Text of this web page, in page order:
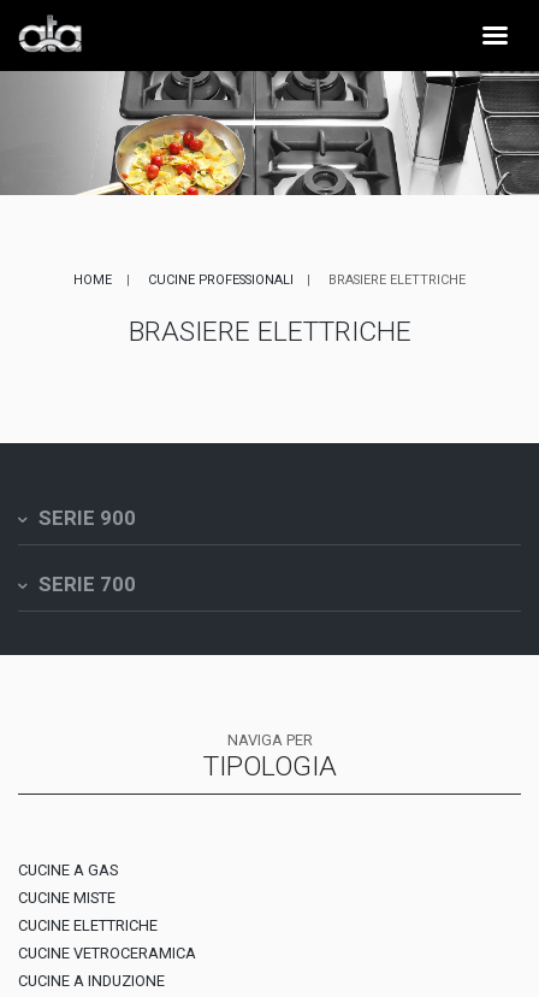
HOME CUCINE PROFESSIONALI BRASIERE ELETTRICHE
BRASIERE ELETTRICHE
SERIE 900
SERIE 700
NAVIGA PER
TIPOLOGIA
CUCINE A GAS
CUCINE MISTE
CUCINE ELETTRICHE
CUCINE VETROCERAMICA
CUCINE A INDUZIONE